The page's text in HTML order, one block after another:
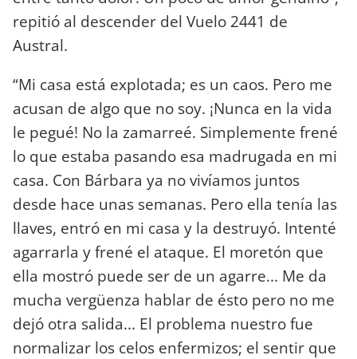
repitió al descender del Vuelo 2441 de
Austral.
“Mi casa está explotada; es un caos. Pero me
acusan de algo que no soy. ¡Nunca en la vida
le pegué! No la zamarreé. Simplemente frené
lo que estaba pasando esa madrugada en mi
casa. Con Bárbara ya no vivíamos juntos
desde hace unas semanas. Pero ella tenía las
llaves, entró en mi casa y la destruyó. Intenté
agarrarla y frené el ataque. El moretón que
ella mostró puede ser de un agarre... Me da
mucha vergüenza hablar de ésto pero no me
dejó otra salida... El problema nuestro fue
normalizar los celos enfermizos; el sentir que